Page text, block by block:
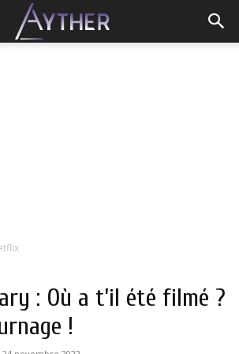
: Où a t’il été filmé ?
!